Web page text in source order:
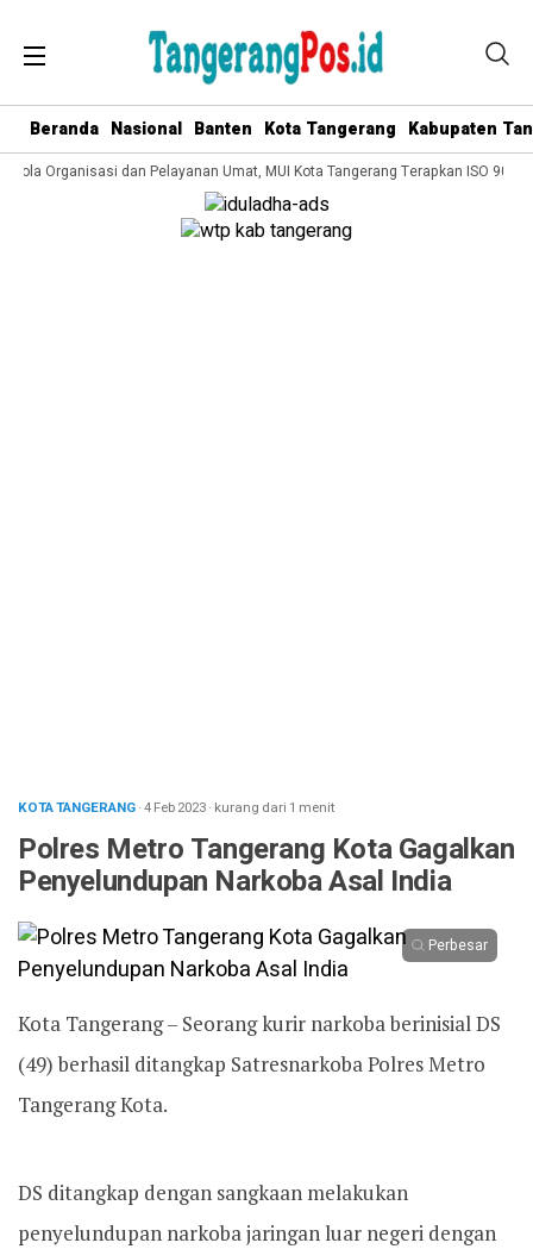
Beranda Nasional Banten Kota Tangerang Kabupaten
Organisasi dan Pelayanan Umat, MUI Kota Tangerang Terapkan ISO
KOTA TANGERANG· 4 Feb 2023· kurang dari 1 menit
Polres Metro Tangerang Kota Gagalkan
Penyelundupan Narkoba Asal India
Perbesar
Kota Tangerang – Seorang kurir narkoba berinisial DS
(49) berhasil ditangkap Satresnarkoba Polres Metro
Tangerang Kota.
DS ditangkap dengan sangkaan melakukan
penyelundupan narkoba jaringan luar negeri dengan